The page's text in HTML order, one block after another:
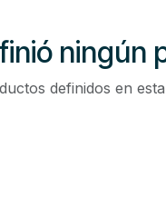
ningún
definidos en